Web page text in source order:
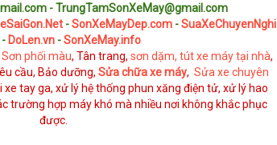
- TrungTamSonXeMay@gmail.com
-SonXeMayDep.com-SuaXeChuyenNghi
- DoLen.vn -SonXeMay.info
Sơn phối màu, Tân trang, sơn dặm, tút xe máy tại nhà,
cầu, Bảo dưỡng,Sửa chữa xe máy,Sửa xe chuyên
xe tay ga, xử lý hệ thống phun xăng điện tử, xử lý hao
trường hợp máy khó mà nhiều nơi không khắc phục
được.